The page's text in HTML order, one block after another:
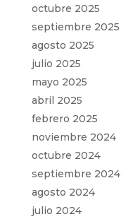
octubre 2025
septiembre 2025
agosto 2025
julio 2025
mayo 2025
abril 2025
febrero 2025
noviembre 2024
octubre 2024
septiembre 2024
agosto 2024
julio 2024